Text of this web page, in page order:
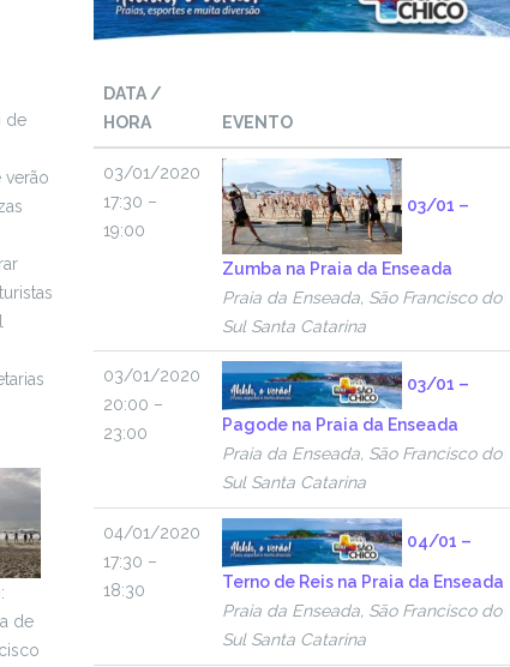
de
verão
de
DATA /
HORA
EVENTO
03/01/2020
17:30 –
19:00
03/01 –
Zumba na Praia da Enseada
Praia da Enseada, São Francisco do
Sul Santa Catarina
03/01/2020
20:00 –
23:00
03/01 –
Pagode na Praia da Enseada
Praia da Enseada, São Francisco do
Sul Santa Catarina
04/01/2020
17:30 –
18:30
04/01 –
Terno de Reis na Praia da Enseada
Praia da Enseada, São Francisco do
Sul Santa Catarina